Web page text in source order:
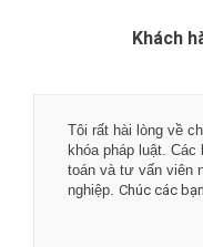
Khách
Tôi rất hài lòng về
khóa pháp luật.
toán và tư vấn viên
nghiệp.Chúc các